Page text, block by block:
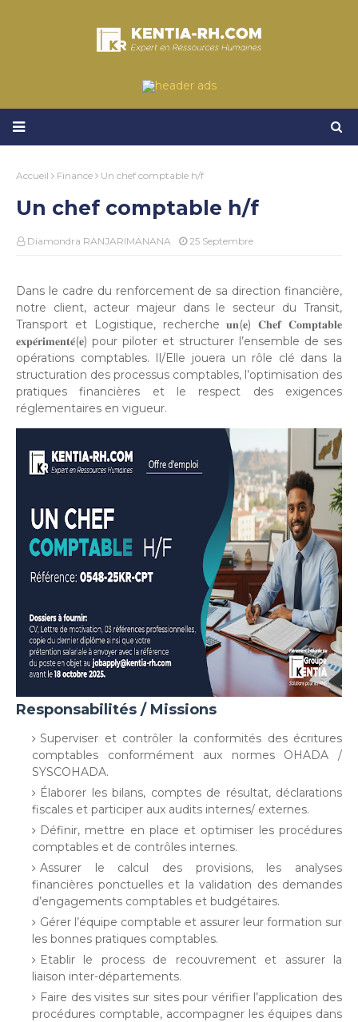
Accueil Finance Un chef comptable h/f
Un chef comptable h/f
Diamondra RANJARIMANANA 25 Septembre
Dans le cadre du renforcement de sa direction financière,
notre client, acteur majeur dans le secteur du Transit,
Transport et Logistique, recherche 𝐮𝐧(𝐞) 𝐂𝐡𝐞𝐟 𝐂𝐨𝐦𝐩𝐭𝐚𝐛𝐥𝐞
𝐞𝐱𝐩𝐞́𝐫𝐢𝐦𝐞𝐧𝐭𝐞́(𝐞) pour piloter et structurer l’ensemble de ses
opérations comptables. Il/Elle jouera un rôle clé dans la
structuration des processus comptables, l’optimisation des
pratiques financières et le respect des exigences
réglementaires en vigueur.
Responsabilités / Missions
Superviser et contrôler la conformités des écritures
comptables conformément aux normes OHADA /
SYSCOHADA.
Élaborer les bilans, comptes de résultat, déclarations
fiscales et participer aux audits internes/ externes.
Définir, mettre en place et optimiser les procédures
comptables et de contrôles internes.
Assurer le calcul des provisions, les analyses
financières ponctuelles et la validation des demandes
d’engagements comptables et budgétaires.
Gérer l’équipe comptable et assurer leur formation sur
les bonnes pratiques comptables.
Etablir le process de recouvrement et assurer la
liaison inter-départements.
Faire des visites sur sites pour vérifier l’application des
procédures comptable, accompagner les équipes dans